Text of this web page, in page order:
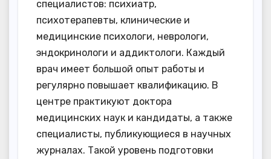
специалистов: психиатр,
психотерапевты, клинические и
медицинские психологи, неврологи,
эндокринологи и аддиктологи. Каждый
врач имеет большой опыт работы и
регулярно повышает квалификацию. В
центре практикуют доктора
медицинских наук и кандидаты, а также
специалисты, публикующиеся в научных
журналах. Такой уровень подготовки